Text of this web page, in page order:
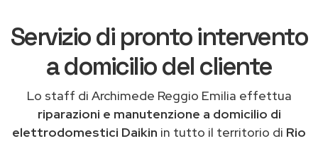
Servizio di pronto intervento
a domicilio del cliente
Lo staff di Archimede Reggio Emilia effettua
riparazioni e manutenzione a domicilio di
elettrodomestici Daikin in tutto il territorio di Rio